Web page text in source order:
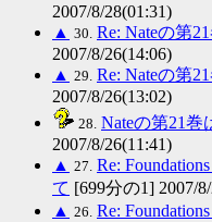
2007/8/28(01:31)
▲ 30. Re: Nateの第
2007/8/26(14:06)
▲ 29. Re: Nateの第
2007/8/26(13:02)
28. Nateの第21巻
2007/8/26(11:41)
▲ 27. Re:
て [699分の1] 2007/
▲ 26. Re: